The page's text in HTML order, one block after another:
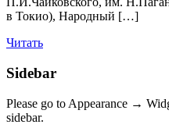
в Токио), Народный […]
Читать
Sidebar
Please go to Appearance →
sidebar.